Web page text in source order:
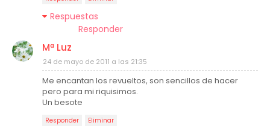
Respuestas
Responder
Mª Luz
24 de mayo de 2011 a las 21:35
Me encantan los revueltos, son sencillos de hacer
pero para mi riquisimos.
Un besote
Responder Eliminar